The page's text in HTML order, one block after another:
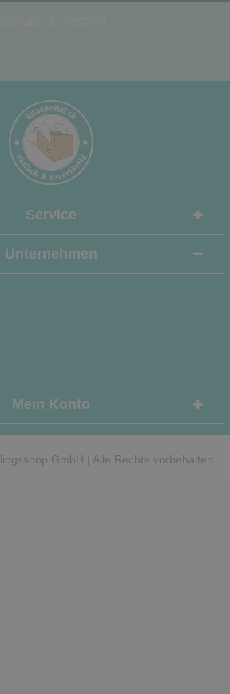
Service
Unternehmen
Mein Konto
GmbH | Alle Rechte vorbehalten.